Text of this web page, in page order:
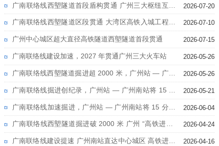
线通车需求
广南联络线西塱隧道首段盾构贯通 广州三大枢纽互通
工程提速
2026-07-20
广南联络线西塱隧道区段贯通 大湾区高铁入城工程提
速
2026-07-10
广州中心城区超大直径高铁隧道西塱隧道首段贯通 2026-07-15
广南联络线建设加速，2027 年贯通广州三大火车站 2026-05-26
广南联络线西塱隧道掘进超 2000 米，广州站 — 广州
南站将 15 分钟直达
2026-05-26
广南联络线掘进创纪录，广州站 — 广州南站将 15 分
钟直达
2026-05-21
广南联络线加速掘进，广州站 — 广州南站将 15 分钟
直达
2026-06-04
广南联络线西塱隧道掘进破 2000 米 广州 “高铁进城”
加速推进
2026-04-24
广南联络线建设提速 广州南站直达中心城区 高铁进城 2026-04-16